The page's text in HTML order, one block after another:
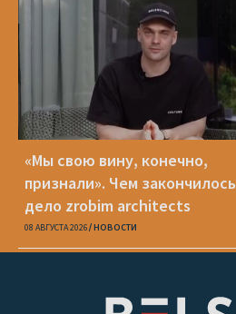
«Мы свою вину, конечно,
признали». Чем закончилось
дело zrobim architects
08 АВГУСТА 2026 НОВОСТИ